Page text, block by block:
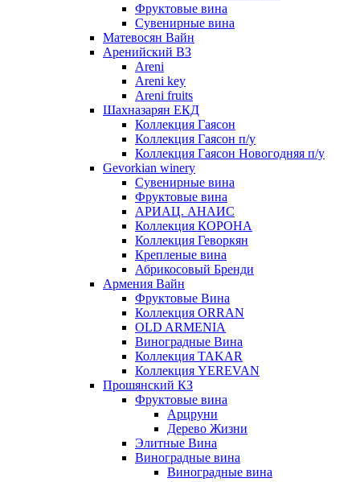
Фруктовые вина
Cувенирные вина
Матевосян Вайн
Аренийский ВЗ
Areni
Areni key
Areni fruits
Шахназарян ЕКД
Коллекция Гаясон
Коллекция Гаясон п/у
Коллекция Гаясон Новогодняя п/у
Gevorkian winery
Сувенирные вина
Фруктовые вина
АРИАЦ. АНАИС
Коллекция КОРОНА
Коллекция Геворкян
Крепленые вина
Абрикосовый Бренди
Армения Вайн
Фруктовые Вина
Коллекция ORRAN
OLD ARMENIA
Виноградные Вина
Коллекция TAKAR
Коллекция YEREVAN
Прошянский КЗ
Фруктовые вина
Арцруни
Дерево Жизни
Элитные Вина
Виноградные вина
Виноградные вина